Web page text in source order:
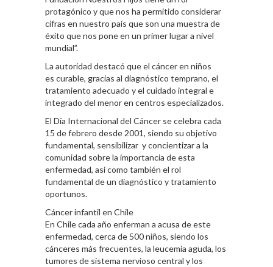
protagónico y que nos ha permitido considerar
cifras en nuestro país que son una muestra de
éxito que nos pone en un primer lugar a nivel
mundial”.
La autoridad destacó que el cáncer en niños
es curable, gracias al diagnóstico temprano, el
tratamiento adecuado y el cuidado integral e
integrado del menor en centros especializados.
El Día Internacional del Cáncer se celebra cada
15 de febrero desde 2001, siendo su objetivo
fundamental, sensibilizar y concientizar a la
comunidad sobre la importancia de esta
enfermedad, así como también el rol
fundamental de un diagnóstico y tratamiento
oportunos.
Cáncer infantil en Chile
En Chile cada año enferman a acusa de este
enfermedad, cerca de 500 niños, siendo los
cánceres más frecuentes, la leucemia aguda, los
tumores de sistema nervioso central y los